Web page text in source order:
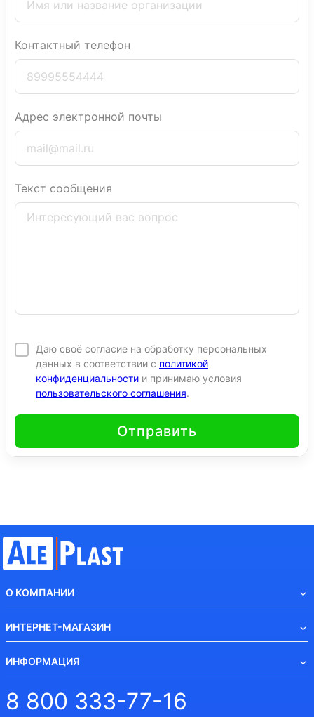
Контактный телефон
Адрес электронной почты
Текст сообщения
Даю своё согласие на обработку персональных
данных в соответствии с политикой
конфиденциальности и принимаю условия
пользовательского соглашения.
Отправить
О КОМПАНИИ
ИНТЕРНЕТ-МАГАЗИН
ИНФОРМАЦИЯ
8 800 333-77-16